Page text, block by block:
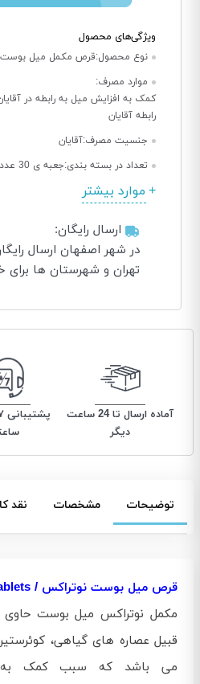
ویژگی‌های محصول
نوع محصول:قرص مکمل میل بوست
موارد مصرف:
کمک به افزایش میل به رابطه در
رابطه آقایان
جنسیت مصرف:آقایان
تعداد در بسته بندی:جعبه ی 30 عددی
موارد بیشتر
ارسال رایگان:
در شهر اصفهان ارسال
تهران و شهرستان ها برای خرید
آماده ارسال تا 24 ساعت
دیگر
توضیحات مشخصات نقد
قرص میل بوست نوتراکس / Male Boost Nutrax Tablets
می باشد که سبب کمک به